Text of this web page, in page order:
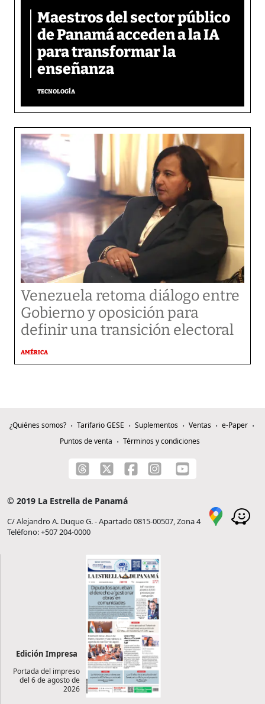
Maestros del sector público
de Panamá acceden a la IA
para transformar la
enseñanza
TECNOLOGÍA
Venezuela retoma diálogo entre
Gobierno y oposición para
definir una transición electoral
AMÉRICA
¿Quiénes somos? Tarifario GESE Suplementos Ventas
e-Paper
Puntos de venta
Términos y condiciones
© 2019 La Estrella de Panamá
C/ Alejandro A. Duque G. - Apartado 0815-00507, Zona 4
Teléfono: +507 204-0000
Edición Impresa
Portada del impreso
del 6 de agosto de
2026